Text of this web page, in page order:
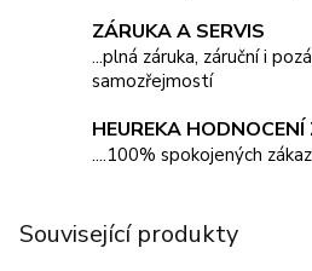
ZÁRUKA A SERVIS
...plná záruka, záruční i
samozřejmostí
HEUREKA
....100% spokojených
Související produkty